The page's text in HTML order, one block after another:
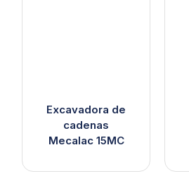
Excavadora de
cadenas
Mecalac 15MC